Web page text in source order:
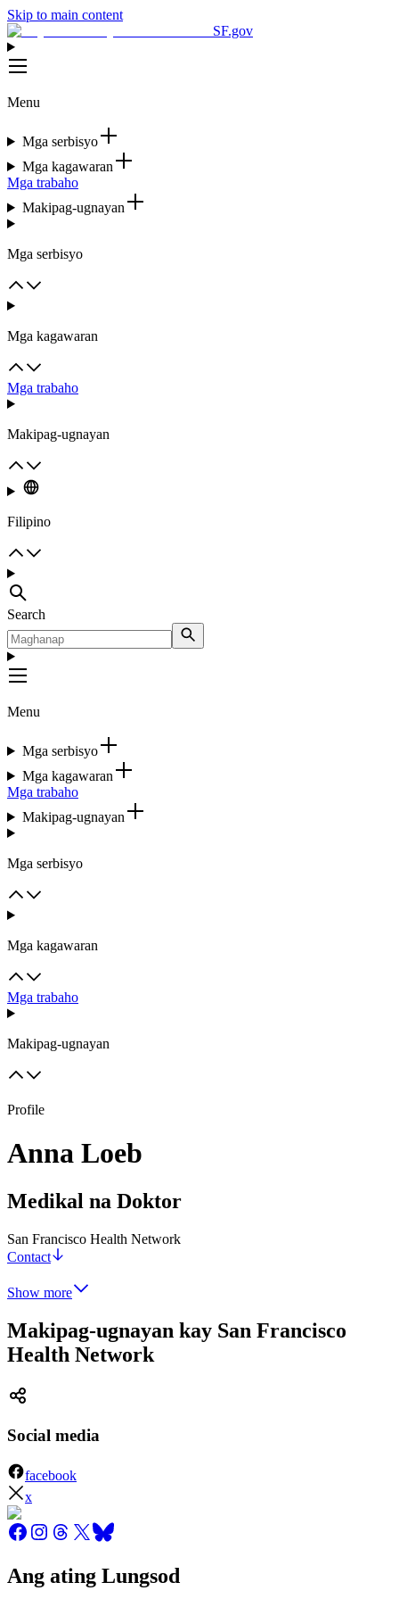
Skip to main content
SF.gov
Menu
Mga serbisyo
Mga kagawaran
Mga trabaho
Makipag-ugnayan
Mga serbisyo
Mga kagawaran
Mga trabaho
Makipag-ugnayan
Filipino
Search
Menu
Mga serbisyo
Mga kagawaran
Mga trabaho
Makipag-ugnayan
Mga serbisyo
Mga kagawaran
Mga trabaho
Makipag-ugnayan
Profile
Anna Loeb
Medikal na Doktor
San Francisco Health Network
Contact
Show more
Makipag-ugnayan kay San Francisco
Health Network
Social media
facebook
x
Ang ating Lungsod